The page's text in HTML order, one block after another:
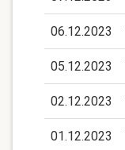
06.12.2023
05.12.2023
02.12.2023
01.12.2023